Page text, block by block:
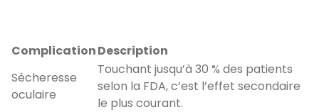
ComplicationDescription
Sécheresse
oculaire
Touchant jusqu’à 30 % des patients
selon la FDA, c’est l’effet secondaire
le plus courant.